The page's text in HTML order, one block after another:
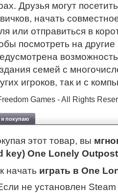
Друзья могут
начать
или отправиться в
посмотреть на
семей с
игроков, так и с
Games - All Rights
я покупаю
этот товар, вы
key) One Lonely
начать играть в One
не установлен